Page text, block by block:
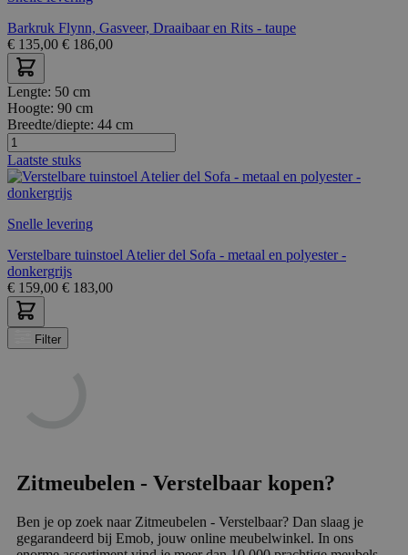
Barkruk Flynn, Gasveer, Draaibaar en Rits - taupe
€ 135,00 € 186,00
Lengte: 50 cm
Hoogte: 90 cm
Breedte/diepte: 44 cm
Laatste stuks
Snelle levering
Verstelbare tuinstoel Atelier del Sofa - metaal en polyester -
donkergrijs
€ 159,00 € 183,00
Filter
Zitmeubelen - Verstelbaar kopen?
Ben je op zoek naar Zitmeubelen - Verstelbaar? Dan slaag je
gegarandeerd bij Emob, jouw online meubelwinkel. In ons